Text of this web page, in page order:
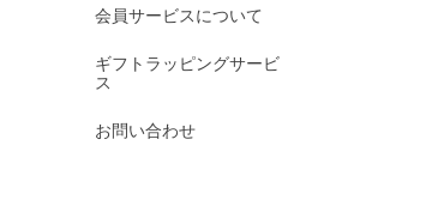
会員サービスについて
ギフトラッピングサービ
ス
お問い合わせ